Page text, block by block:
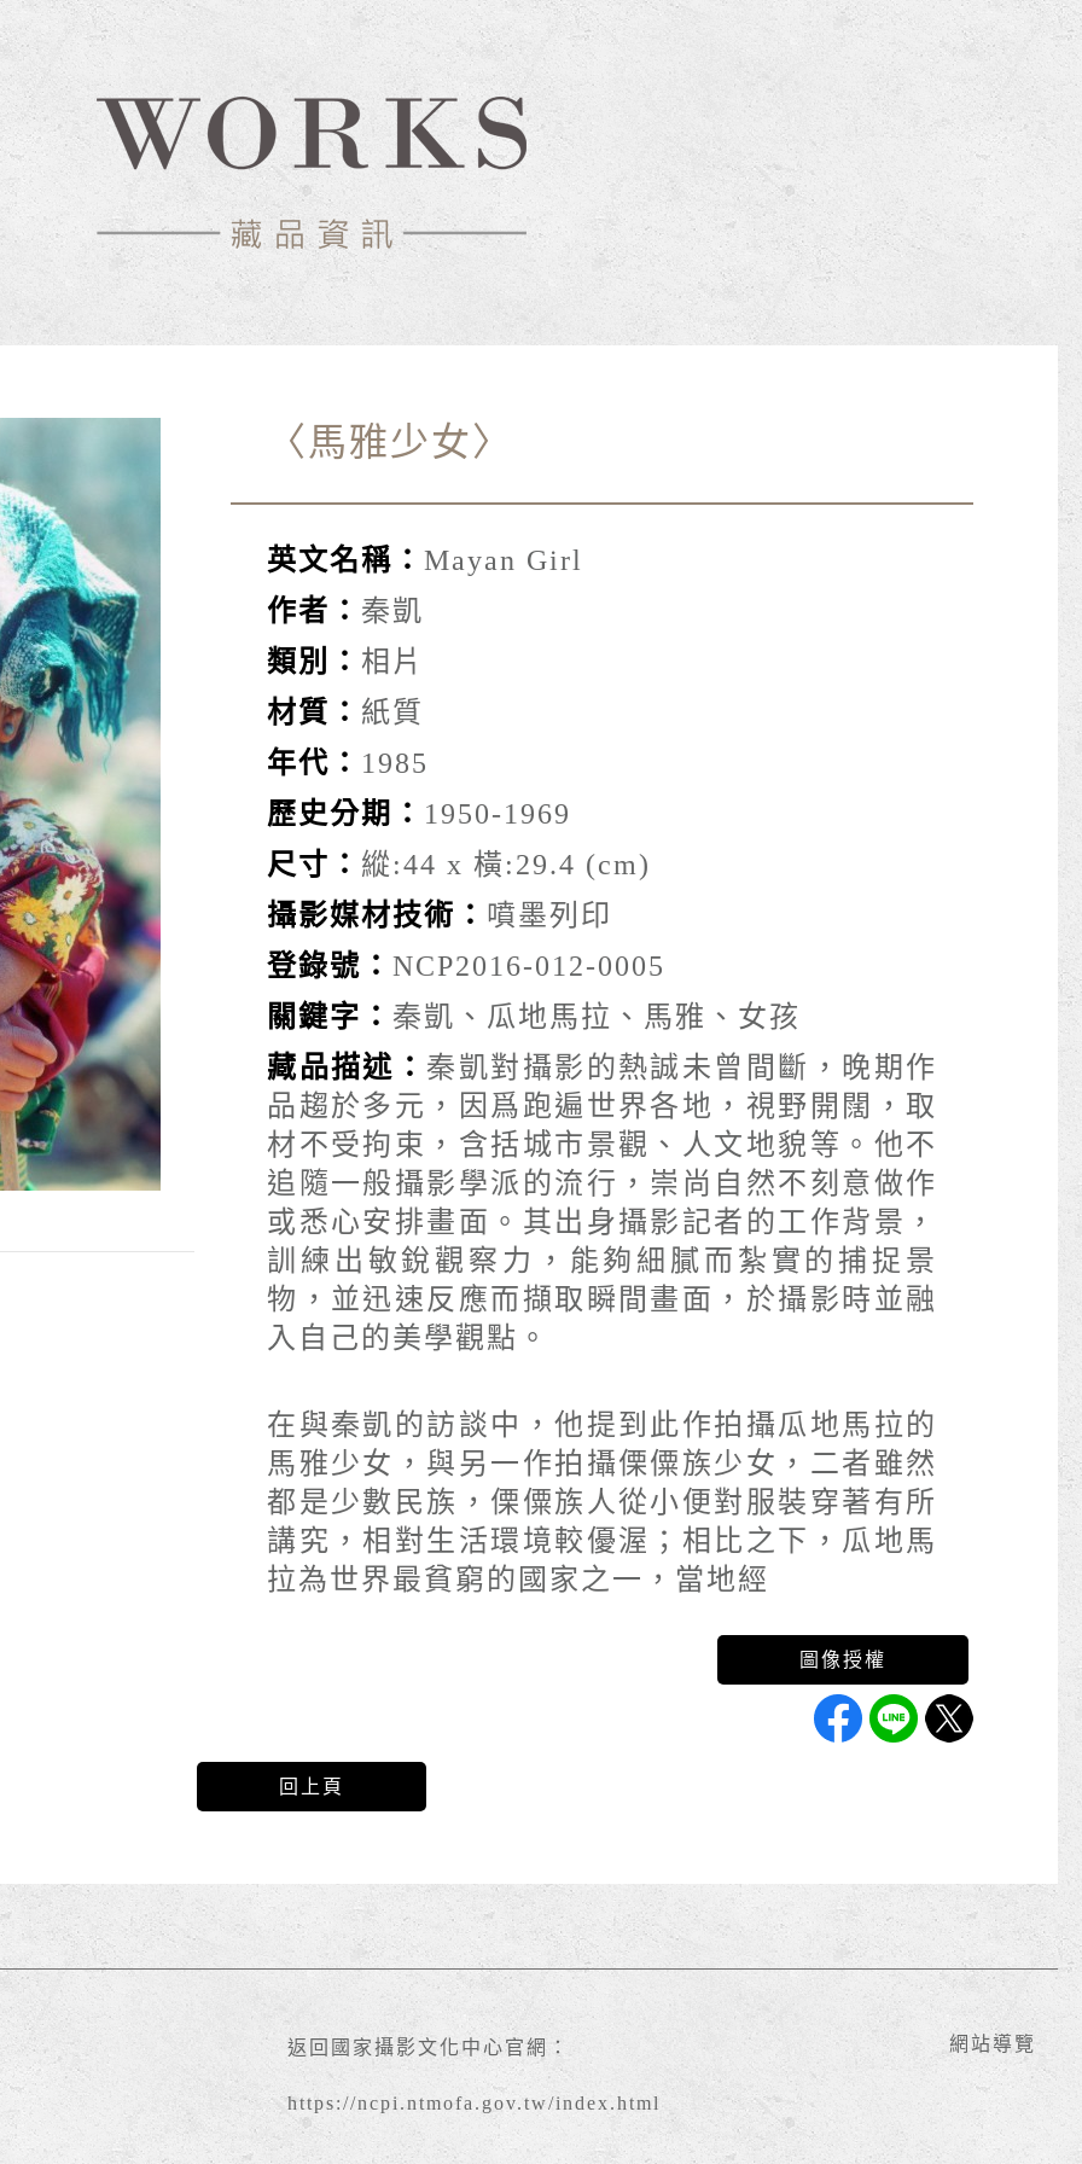
〈馬雅少女〉
英文名稱：Mayan Girl
作者： 秦凱
類別： 相片
材質： 紙質
年代： 1985
歷史分期： 1950-1969
尺寸： 縱:44 x 橫:29.4 (cm)
攝影媒材技術： 噴墨列印
登錄號：NCP2016-012-0005
關鍵字： 秦凱、瓜地馬拉、馬雅、女孩
藏品描述： 秦凱對攝影的熱誠未曾間斷，晚期作
品趨於多元，因爲跑遍世界各地，視野開闊，取
材不受拘束，含括城市景觀、人文地貌等。他不
追隨一般攝影學派的流行，崇尚自然不刻意做作
或悉心安排畫面。其出身攝影記者的工作背景，
訓練出敏銳觀察力，能夠細膩而紮實的捕捉景
物，並迅速反應而擷取瞬間畫面，於攝影時並融
入自己的美學觀點。
在與秦凱的訪談中，他提到此作拍攝瓜地馬拉的
馬雅少女，與另一作拍攝傈僳族少女，二者雖然
都是少數民族，傈僳族人從小便對服裝穿著有所
講究，相對生活環境較優渥；相比之下，瓜地馬
拉為世界最貧窮的國家之一，當地經
回上頁
返回國家攝影文化中心官網：
https://ncpi.ntmofa.gov.tw/index.html
網站導覽